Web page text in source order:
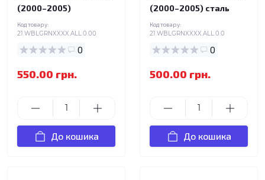
(2000–2005)
Код товару:
21.WBLGRNXXXX.ALL.0.00
0
550.00 грн.
До кошика
(2000–2005) сталь
Код товару:
21.WBLGRNXXXX.ALL.0.0
0
500.00 грн.
До кошика